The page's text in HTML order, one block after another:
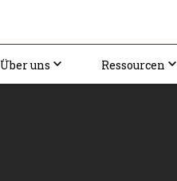
Über uns Ressourcen